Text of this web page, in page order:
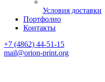
Условия доставки
Портфолио
Контакты
+7 (4862) 44-51-15
mail@orion-print.org